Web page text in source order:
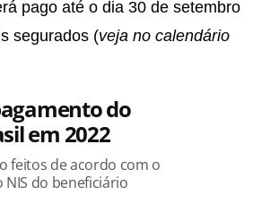
pago até o dia 30 de setembro
segurados (veja no calendário